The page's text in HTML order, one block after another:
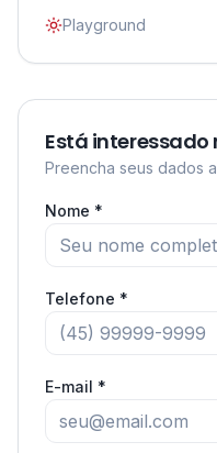
Playground
Está interessado
Preencha seus dados
Nome *
Telefone *
E-mail *